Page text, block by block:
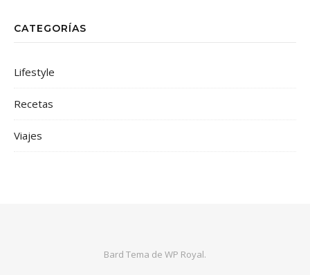
CATEGORÍAS
Lifestyle
Recetas
Viajes
Bard Tema de WP Royal.